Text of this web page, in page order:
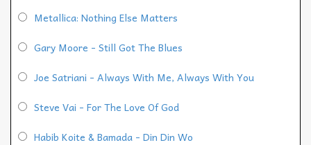
Metallica: Nothing Else Matters
Gary Moore - Still Got The Blues
Joe Satriani - Always With Me, Always With You
Steve Vai - For The Love Of God
Habib Koite & Bamada - Din Din Wo